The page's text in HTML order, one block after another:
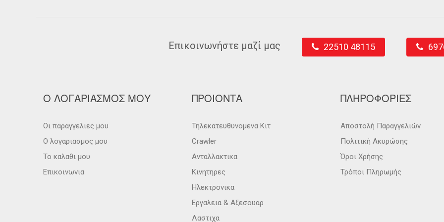
Επικοινωνήστε μαζί μας 22510 48115
Ο ΛΟΓΑΡΙΑΣΜΟΣ ΜΟΥ
Οι παραγγελιες μου
Ο λογαριασμος μου
Το καλαθι μου
Επικοινωνια
ΠΡΟΙΟΝΤΑ
Τηλεκατευθυνομενα Κιτ
Crawler
Ανταλλακτικα
Κινητηρες
Ηλεκτρονικα
Εργαλεια & Αξεσουαρ
Λαστιχα
ΠΛΗΡΟΦΟΡΙΕΣ
Αποστολή Παραγγελιών
Πολιτική Ακυρώσης
Όροι Χρήσης
Τρόποι Πληρωμής